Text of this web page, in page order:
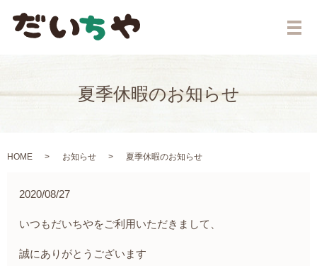
メ
夏季休暇のお知らせ
HOME お知らせ 夏季休暇のお知らせ
2020/08/27
いつもだいちやをご利用いただきまして、
誠にありがとうございます